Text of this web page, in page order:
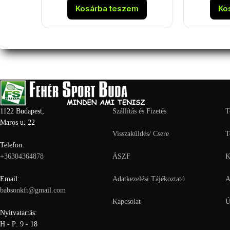
was:
25
is:
21
Kosárba teszem
1122 Budapest,
Maros u. 22
Telefon:
+36304364878
Email:
babsonkft@gmail.com
Nyitvatartás:
H - P: 9 - 18
Szállítás és Fizetés
Visszaküldés/ Csere
ÁSZF
Adatkezelési Tájékoztató
Kapcsolat